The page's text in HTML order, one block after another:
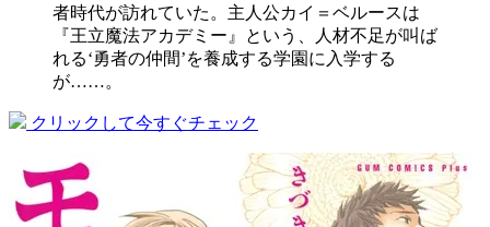
者時代が訪れていた。主人公カイ＝ベルースは
『王立魔法アカデミー』という、人材不足が叫ば
れる‘勇者の仲間’を養成する学園に入学する
が……。
クリックして今すぐチェック